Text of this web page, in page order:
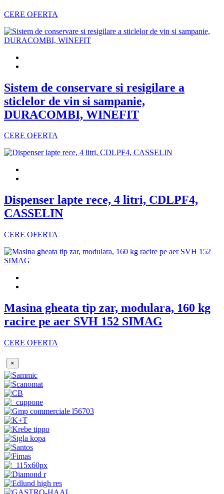
CERE OFERTA
Sistem de conservare si resigilare a
sticlelor de vin si sampanie,
DURACOMBI, WINEFIT
CERE OFERTA
Dispenser lapte rece, 4 litri, CDLPF4,
CASSELIN
CERE OFERTA
Masina gheata tip zar, modulara, 160 kg
racire pe aer SVH 152 SIMAG
CERE OFERTA
×